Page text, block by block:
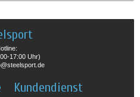
17:00 Uhr)
Kundendienst